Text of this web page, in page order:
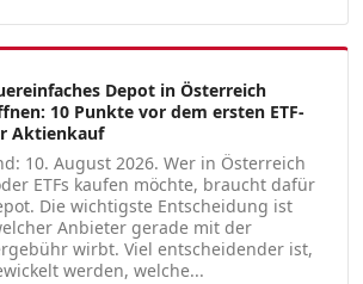
Depot in Österreich
10 Punkte vor dem ersten ETF-
Aktienkauf
10. August 2026. Wer in Österreich
ETFs kaufen möchte, braucht dafür
Die wichtigste Entscheidung ist
Anbieter gerade mit der
wirbt. Viel entscheidender ist,
werden, welche...